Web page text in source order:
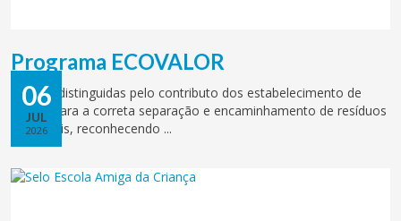
06
JUL
2026
Programa ECOVALOR
Escolas distinguidas pelo contributo dos estabelecimento de
ensino para a correta separação e encaminhamento de resíduos
recicláveis, reconhecendo ...